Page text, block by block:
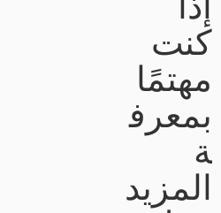
كنت
مهتمًا
بمعرف
ة
المزيد